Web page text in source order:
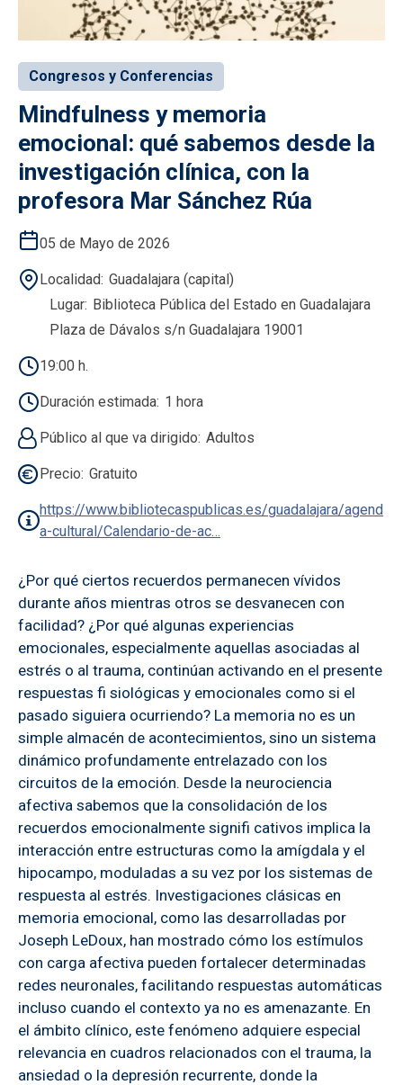
Congresos y Conferencias
Mindfulness y memoria
emocional: qué sabemos desde la
investigación clínica, con la
profesora Mar Sánchez Rúa
05 de Mayo de 2026
Localidad Guadalajara (capital)
Lugar Biblioteca Pública del Estado en Guadalajara
Plaza de Dávalos s/n Guadalajara 19001
19:00 h.
Duración estimada 1 hora
Público al que va dirigido Adultos
Precio Gratuito
https://www.bibliotecaspublicas.es/guadalajara/agend
a-cultural/Calendario-de-ac…
¿Por qué ciertos recuerdos permanecen vívidos
durante años mientras otros se desvanecen con
facilidad? ¿Por qué algunas experiencias
emocionales, especialmente aquellas asociadas al
estrés o al trauma, continúan activando en el presente
respuestas fi siológicas y emocionales como si el
pasado siguiera ocurriendo? La memoria no es un
simple almacén de acontecimientos, sino un sistema
dinámico profundamente entrelazado con los
circuitos de la emoción. Desde la neurociencia
afectiva sabemos que la consolidación de los
recuerdos emocionalmente signifi cativos implica la
interacción entre estructuras como la amígdala y el
hipocampo, moduladas a su vez por los sistemas de
respuesta al estrés. Investigaciones clásicas en
memoria emocional, como las desarrolladas por
Joseph LeDoux, han mostrado cómo los estímulos
con carga afectiva pueden fortalecer determinadas
redes neuronales, facilitando respuestas automáticas
incluso cuando el contexto ya no es amenazante. En
el ámbito clínico, este fenómeno adquiere especial
relevancia en cuadros relacionados con el trauma, la
ansiedad o la depresión recurrente, donde la